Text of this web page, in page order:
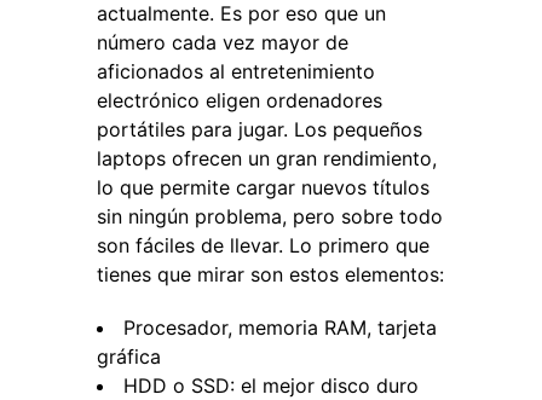
actualmente. Es por eso que un
número cada vez mayor de
aficionados al entretenimiento
electrónico eligen ordenadores
portátiles para jugar. Los pequeños
laptops ofrecen un gran rendimiento,
lo que permite cargar nuevos títulos
sin ningún problema, pero sobre todo
son fáciles de llevar. Lo primero que
tienes que mirar son estos elementos:
Procesador, memoria RAM, tarjeta
gráfica
HDD o SSD: el mejor disco duro